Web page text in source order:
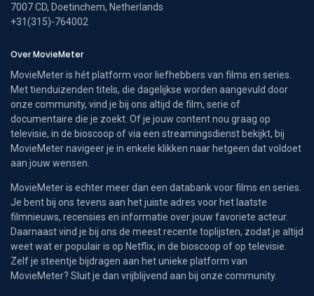
7007 CD, Doetinchem, Netherlands
+31(315)-764002
Over MovieMeter
MovieMeter is hét platform voor liefhebbers van films en series.
Met tienduizenden titels, die dagelijkse worden aangevuld door
onze community, vind je bij ons altijd de film, serie of
documentaire die je zoekt. Of je jouw content nou graag op
televisie, in de bioscoop of via een streamingsdienst bekijkt, bij
MovieMeter navigeer je in enkele klikken naar hetgeen dat voldoet
aan jouw wensen.
MovieMeter is echter meer dan een databank voor films en series.
Je bent bij ons tevens aan het juiste adres voor het laatste
filmnieuws, recensies en informatie over jouw favoriete acteur.
Daarnaast vind je bij ons de meest recente toplijsten, zodat je altijd
weet wat er populair is op Netflix, in de bioscoop of op televisie.
Zelf je steentje bijdragen aan het unieke platform van
MovieMeter? Sluit je dan vrijblijvend aan bij onze community.